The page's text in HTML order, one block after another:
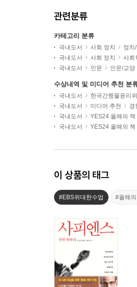
관련분류
카테고리 분류
국내도서 사회 정치 정치
국내도서
사회 정치 사회
국내도서
인문 인문/교양
수상내역 및 미디어 추천 분
국내도서 한국간행물윤리
국내도서
미디어 추천
경
국내도서
YES24 올해의 책
국내도서
YES24 올해의 책
이 상품의 태그
#EBS위대한수업 #올해의